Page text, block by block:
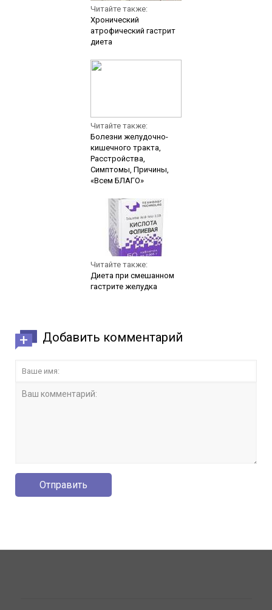
Читайте также:
Хронический
атрофический гастрит
диета
Читайте также:
Болезни желудочно-
кишечного тракта,
Расстройства,
Симптомы, Причины,
«Всем БЛАГО»
Читайте также:
Диета при смешанном
гастрите желудка
Добавить комментарий